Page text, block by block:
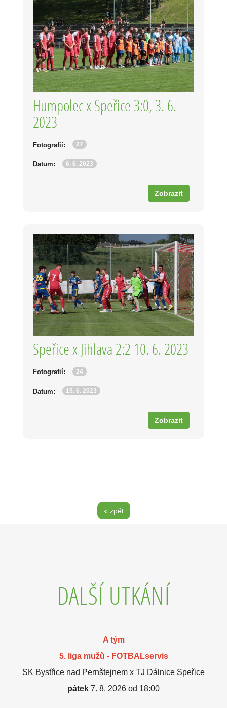
Humpolec x Speřice 3:0, 3. 6.
2023
Fotografií: 27
Datum: 6. 6. 2023
Zobrazit
Speřice x Jihlava 2:2 10. 6. 2023
Fotografií: 24
Datum: 15. 6. 2023
Zobrazit
« zpět
DALŠÍ UTKÁNÍ
A tým
5. liga mužů - FOTBALservis
SK Bystřice nad Pernštejnem x TJ Dálnice Speřice
pátek 7. 8. 2026 od 18:00